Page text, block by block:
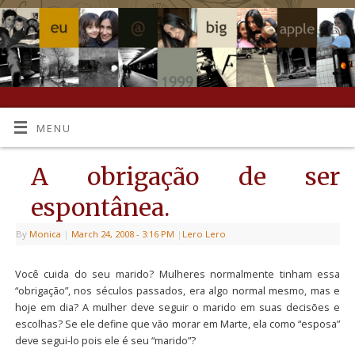
MENU
A obrigação de ser
espontânea.
By Monica | March 24, 2008 - 3:16 PM | Lero Lero
Você cuida do seu marido? Mulheres normalmente tinham essa
“obrigação”, nos séculos passados, era algo normal mesmo, mas e
hoje em dia? A mulher deve seguir o marido em suas decisões e
escolhas? Se ele define que vão morar em Marte, ela como “esposa”
deve segui-lo pois ele é seu “marido”?